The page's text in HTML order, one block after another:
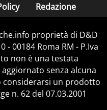
Redazione
proprietà di D&D
- 00184 Roma RM - P.Iva
non è una testata
senza alcuna
un prodotto
n. 62 del 07.03.2001